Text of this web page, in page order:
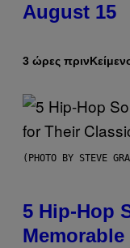
August 15
3 ώρες πριν
(PHOTO BY STEVE
5 Hip-Hop